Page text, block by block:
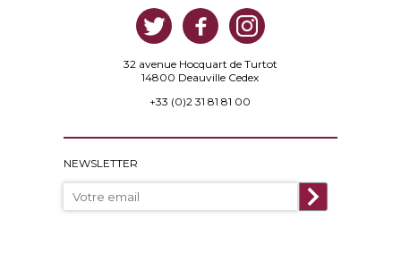
32 avenue Hocquart de Turtot
14800 Deauville Cedex
+33 (0)2 31 81 81 00
NEWSLETTER